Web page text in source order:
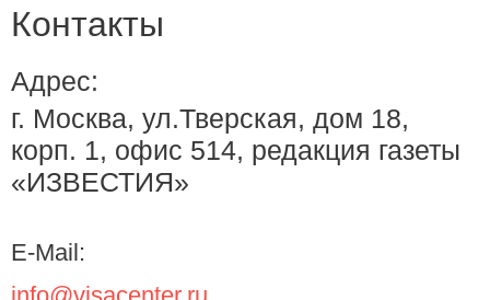
Контакты
Адрес:
г. Москва, ул.Тверская, дом 18,
корп. 1, офис 514, редакция газеты
«ИЗВЕСТИЯ»
E-Mail: